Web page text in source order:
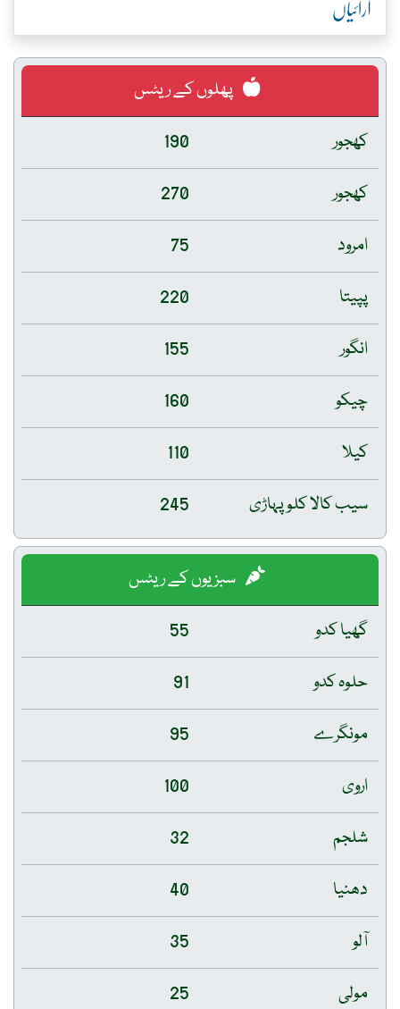
پھلوں کے ریٹس
کھجور
190
کھجور
270
امرود
75
پپیتا
220
انگور
155
چیکو
160
کیلا
110
سیب کالا کلو پہاڑی
245
سبزیوں کے ریٹس
گھیا کدو
55
حلوہ کدو
91
مونگرے
95
اروی
100
شلجم
32
دھنیا
40
آلو
35
مولی
25